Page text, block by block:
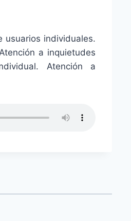
usuarios individuales.
a inquietudes
Atención a